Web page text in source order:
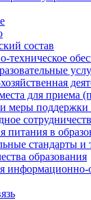
состав
техническое
для приема
меры поддержки
питания в
стандарты и
образования
информационно-